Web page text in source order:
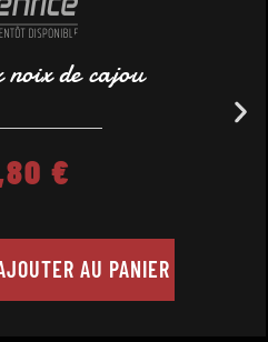
noix de cajou
€
AU PANIER